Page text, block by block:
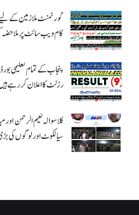
گورنمنٹ ملازمین کے
کام ویب سائٹ پر
رزلٹ کا اعلان کر رہے
کلاسوالہ نعیم الرحمن اور
سیالکوٹ اور لوگوں کی